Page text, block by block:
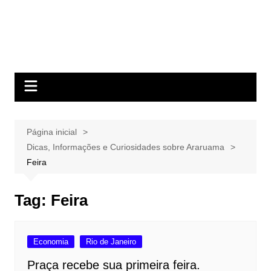
Página inicial
Dicas, Informações e Curiosidades sobre Araruama
Feira
Tag: Feira
Economia Rio de Janeiro
Praça recebe sua primeira feira.